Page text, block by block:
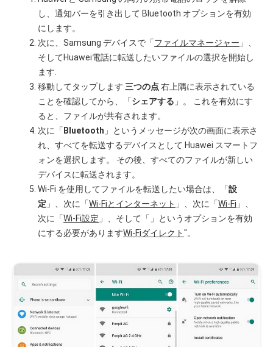
し、通知バーを引き出して Bluetooth オプションを有効
にします。
次に、Samsung デバイスで「ファイルマネージャー 」、
そしてHuawei電話に転送したいファイルの選択を開始し
ます.
移動してタップします 三つの点右上隅に表示されている
ことを確認してから、「シェアする 」。 これを有効にす
ると、ファイルが共有されます。
次に「 Bluetooth 」というメッセージが次の画面に表示さ
れ、すべてを転送するデバイスとして Huawei スマートフ
ォンを選択します。 その後、すべてのファイルが新しい
デバイスに転送されます。
Wi-Fi を使用してファイルを転送したい場合は、「設
定 」、次に「Wi-Fiとインターネット 」、次に「Wi-Fi 」、
次に「Wi-Fi設定 」、そして「」というオプションを有効
にする必要がありますWi-Fiダイレクト"。